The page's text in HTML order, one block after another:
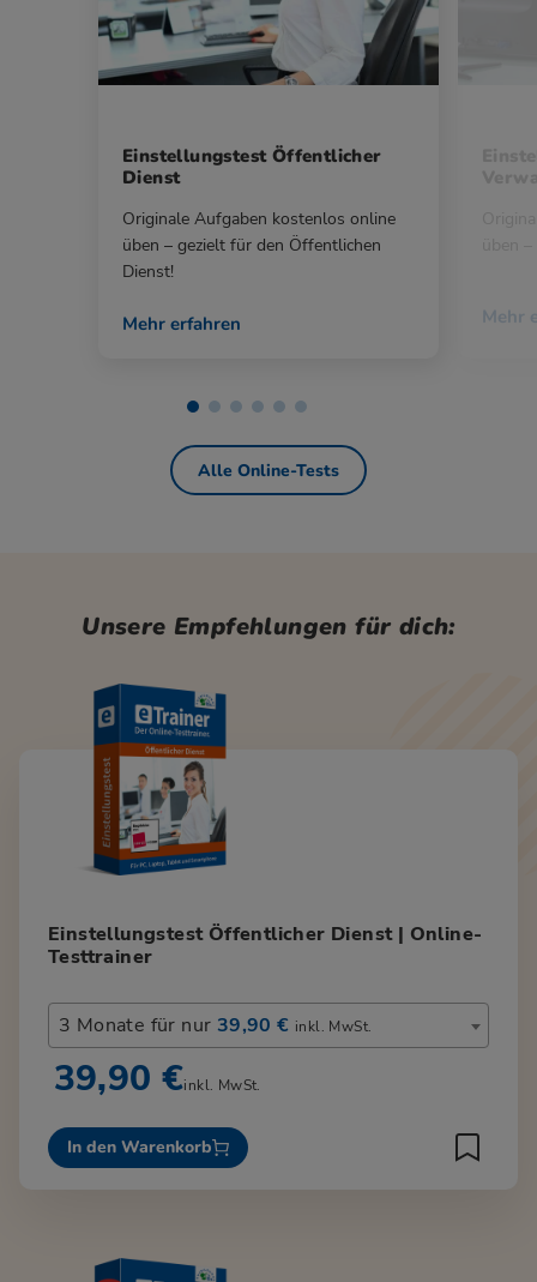
Einstellungstest Öffentlicher
Dienst
Originale Aufgaben kostenlos online
üben – gezielt für den Öffentlichen
Dienst!
Mehr erfahren Mehr
Alle Online-Tests
Unsere Empfehlungen für dich:
Einstellungstest Öffentlicher Dienst | Online-
Testtrainer
3 Monate für nur 39,90 € inkl. MwSt.
39,90 €inkl. MwSt.
In den Warenkorb